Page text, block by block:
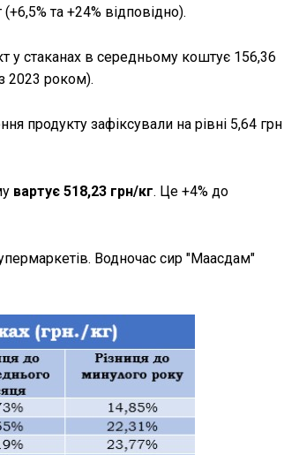
та +24% відповідно).
у стаканах в середньому коштує 156,36
2023 роком).
продукту зафіксували на рівні 5,64 грн
вартує 518,23 грн/кг. Це +4% до
Водночас сир "Маасдам"